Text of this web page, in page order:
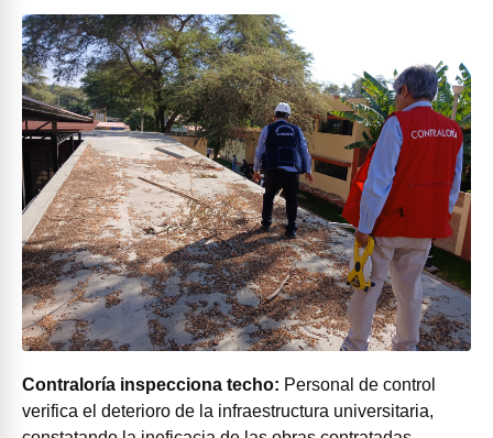
Contraloría inspecciona techo: Personal de control
verifica el deterioro de la infraestructura universitaria,